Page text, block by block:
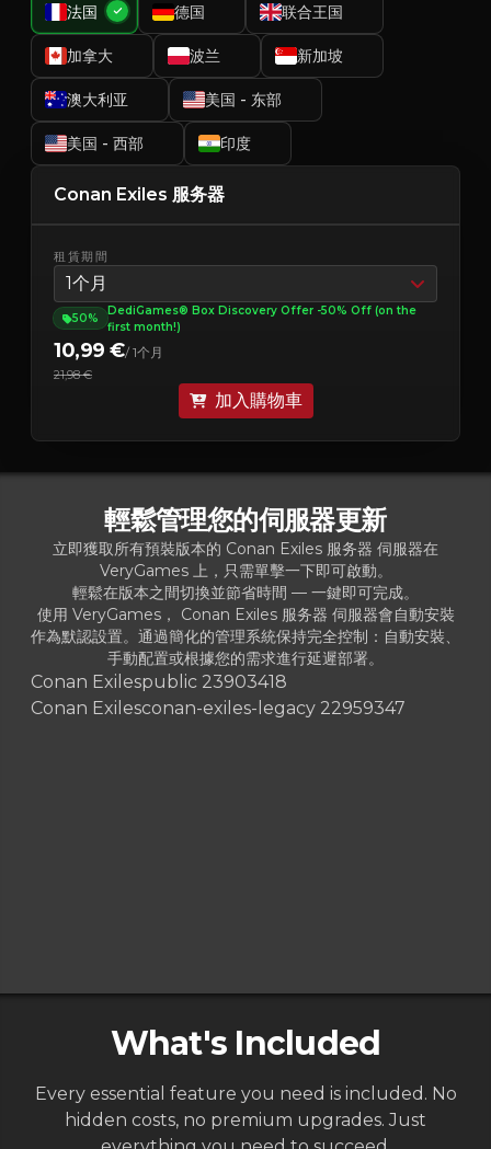
法国 德国 联合王国
加拿大 波兰 新加坡
澳大利亚 美国 - 东部
美国 - 西部 印度
Conan Exiles 服务器
租賃期間
1个月
50%
DediGames® Box Discovery Offer -50% Off (on the
first month!)
10,99 €/ 1个月
21,98 €
加入購物車
輕鬆管理您的伺服器更新
立即獲取所有預裝版本的 Conan Exiles 服务器 伺服器在
VeryGames 上，只需單擊一下即可啟動。
輕鬆在版本之間切換並節省時間 — 一鍵即可完成。
使用 VeryGames， Conan Exiles 服务器 伺服器會自動安裝
作為默認設置。通過簡化的管理系統保持完全控制：自動安裝、
手動配置或根據您的需求進行延遲部署。
Conan Exilespublic 23903418
Conan Exilesconan-exiles-legacy 22959347
What's Included
Every essential feature you need is included. No
hidden costs, no premium upgrades. Just